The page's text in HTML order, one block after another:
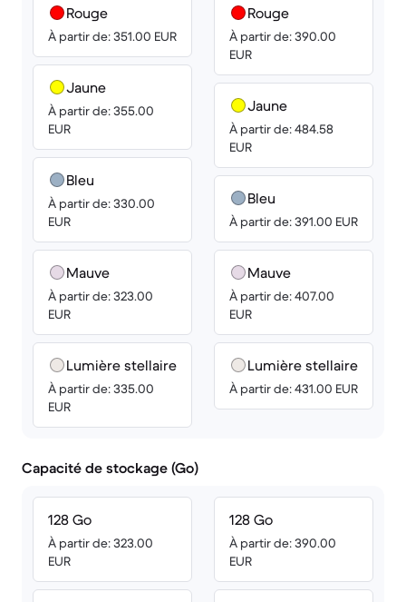
Rouge
À partir de: 351.00 EUR
Jaune
À partir de: 355.00
EUR
Bleu
À partir de: 330.00
EUR
Mauve
À partir de: 323.00
EUR
Lumière stellaire
À partir de: 335.00
EUR
Rouge
À partir de: 390.00
EUR
Jaune
À partir de: 484.58
EUR
Bleu
À partir de: 391.00 EUR
Mauve
À partir de: 407.00
EUR
Lumière stellaire
À partir de: 431.00 EUR
Capacité de stockage (Go)
128 Go
À partir de: 323.00
EUR
128 Go
À partir de: 390.00
EUR